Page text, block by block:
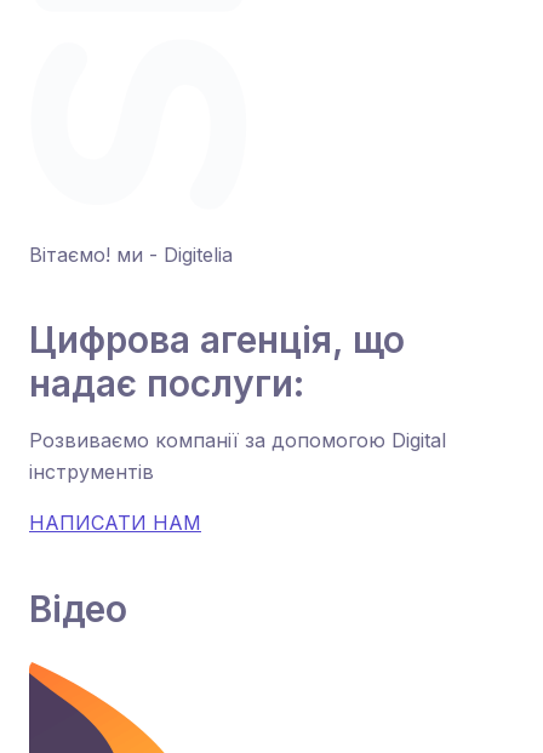
Вітаємо! ми - Digitelia
Цифрова агенція, що
надає послуги:
Розвиваємо компанії за допомогою Digital
інструментів
НАПИСАТИ НАМ
Відео